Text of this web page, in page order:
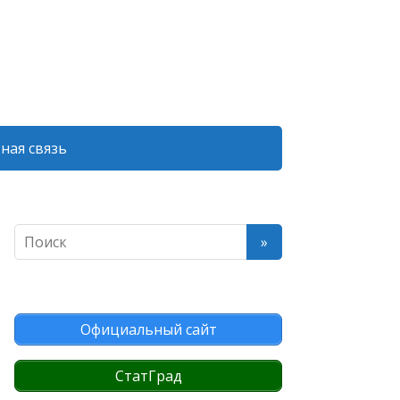
связь
Официальный сайт
СтатГрад